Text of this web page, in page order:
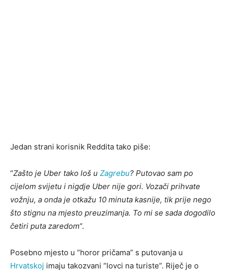
Jedan strani korisnik Reddita tako piše:
“Zašto je Uber tako loš u Zagrebu? Putovao sam po
cijelom svijetu i nigdje Uber nije gori. Vozači prihvate
vožnju, a onda je otkažu 10 minuta kasnije, tik prije nego
što stignu na mjesto preuzimanja. To mi se sada dogodilo
četiri puta zaredom“.
Posebno mjesto u “horor pričama” s putovanja u
Hrvatskoj imaju takozvani “lovci na turiste”. Riječ je o